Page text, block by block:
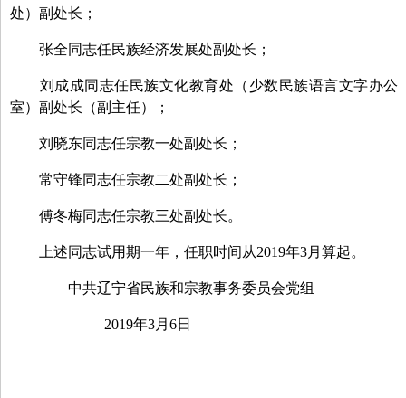
处）副处长；
张全同志任民族经济发展处副处长；
刘成成同志任民族文化教育处（少数民族语言文字办公
室）副处长（副主任）；
刘晓东同志任宗教一处副处长；
常守锋同志任宗教二处副处长；
傅冬梅同志任宗教三处副处长。
上述同志试用期一年，任职时间从2019年3月算起。
中共辽宁省民族和宗教事务委员会党组
2019年3月 6日